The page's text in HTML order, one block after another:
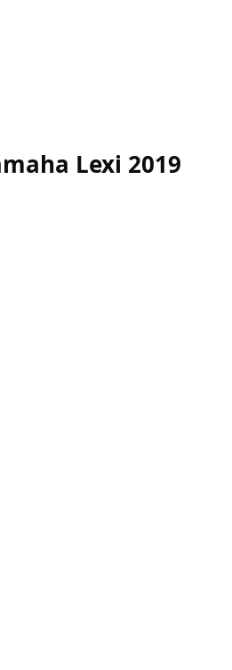
Lexi 2019